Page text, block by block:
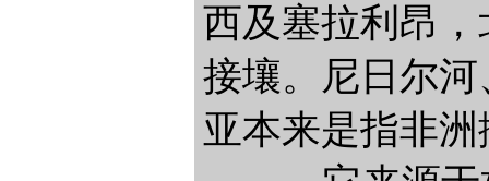
西及塞拉利昂
接壤。尼日尔
亚本来是指非